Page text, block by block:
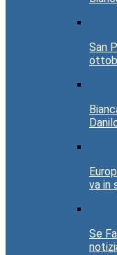
San
va in
Se